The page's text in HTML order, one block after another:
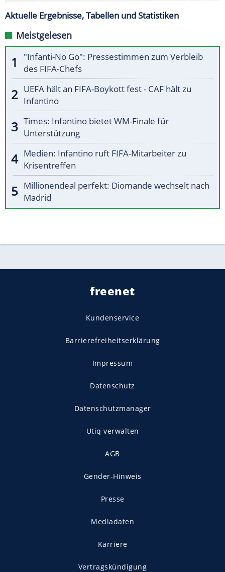
Aktuelle Ergebnisse, Tabellen und Statistiken
Meistgelesen
"Infanti-No Go": Pressestimmen zum Verbleib
des FIFA-Chefs
UEFA hält an FIFA-Boykott fest - CAF hält zu
Infantino
Times: Infantino bietet WM-Finale für
Unterstützung
Medien: Infantino ruft FIFA-Mitarbeiter zu
Krisentreffen
Millionendeal perfekt: Diomande wechselt nach
Madrid
freenet
Kundenservice
Barrierefreiheitserklärung
Impressum
Datenschutz
Datenschutzmanager
Utiq verwalten
AGB
Gender-Hinweis
Presse
Mediadaten
Karriere
Vertragskündigung